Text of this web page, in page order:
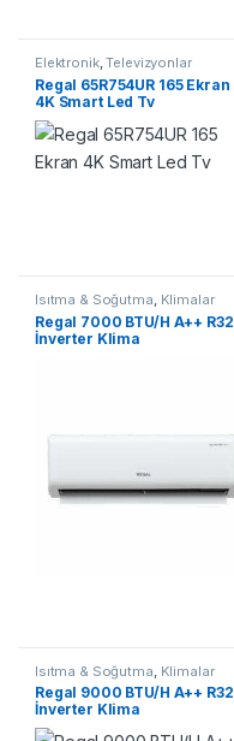
Elektronik,Televizyonlar
Regal 65R754UR 165 Ekran
4K Smart Led Tv
Isıtma & Soğutma, Klimalar
Regal 7000 BTU/H A++ R32
İnverter Klima
Isıtma & Soğutma Klimalar
Regal 9000 BTU/H A++ R32
İnverter Klima